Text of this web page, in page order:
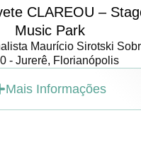
CLAREOU –
Music Park
Maurício Sirotski
- Jurerê, Florianópolis
Mais Informações